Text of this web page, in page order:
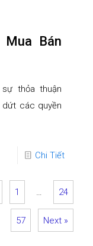
Mua Bán
thỏa thuận
dứt các quyền
Chi Tiết
1 … 24
57 Next »